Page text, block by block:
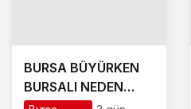
BURSA BÜYÜRKEN
BURSALI NEDEN
YOKSULLAŞIYOR